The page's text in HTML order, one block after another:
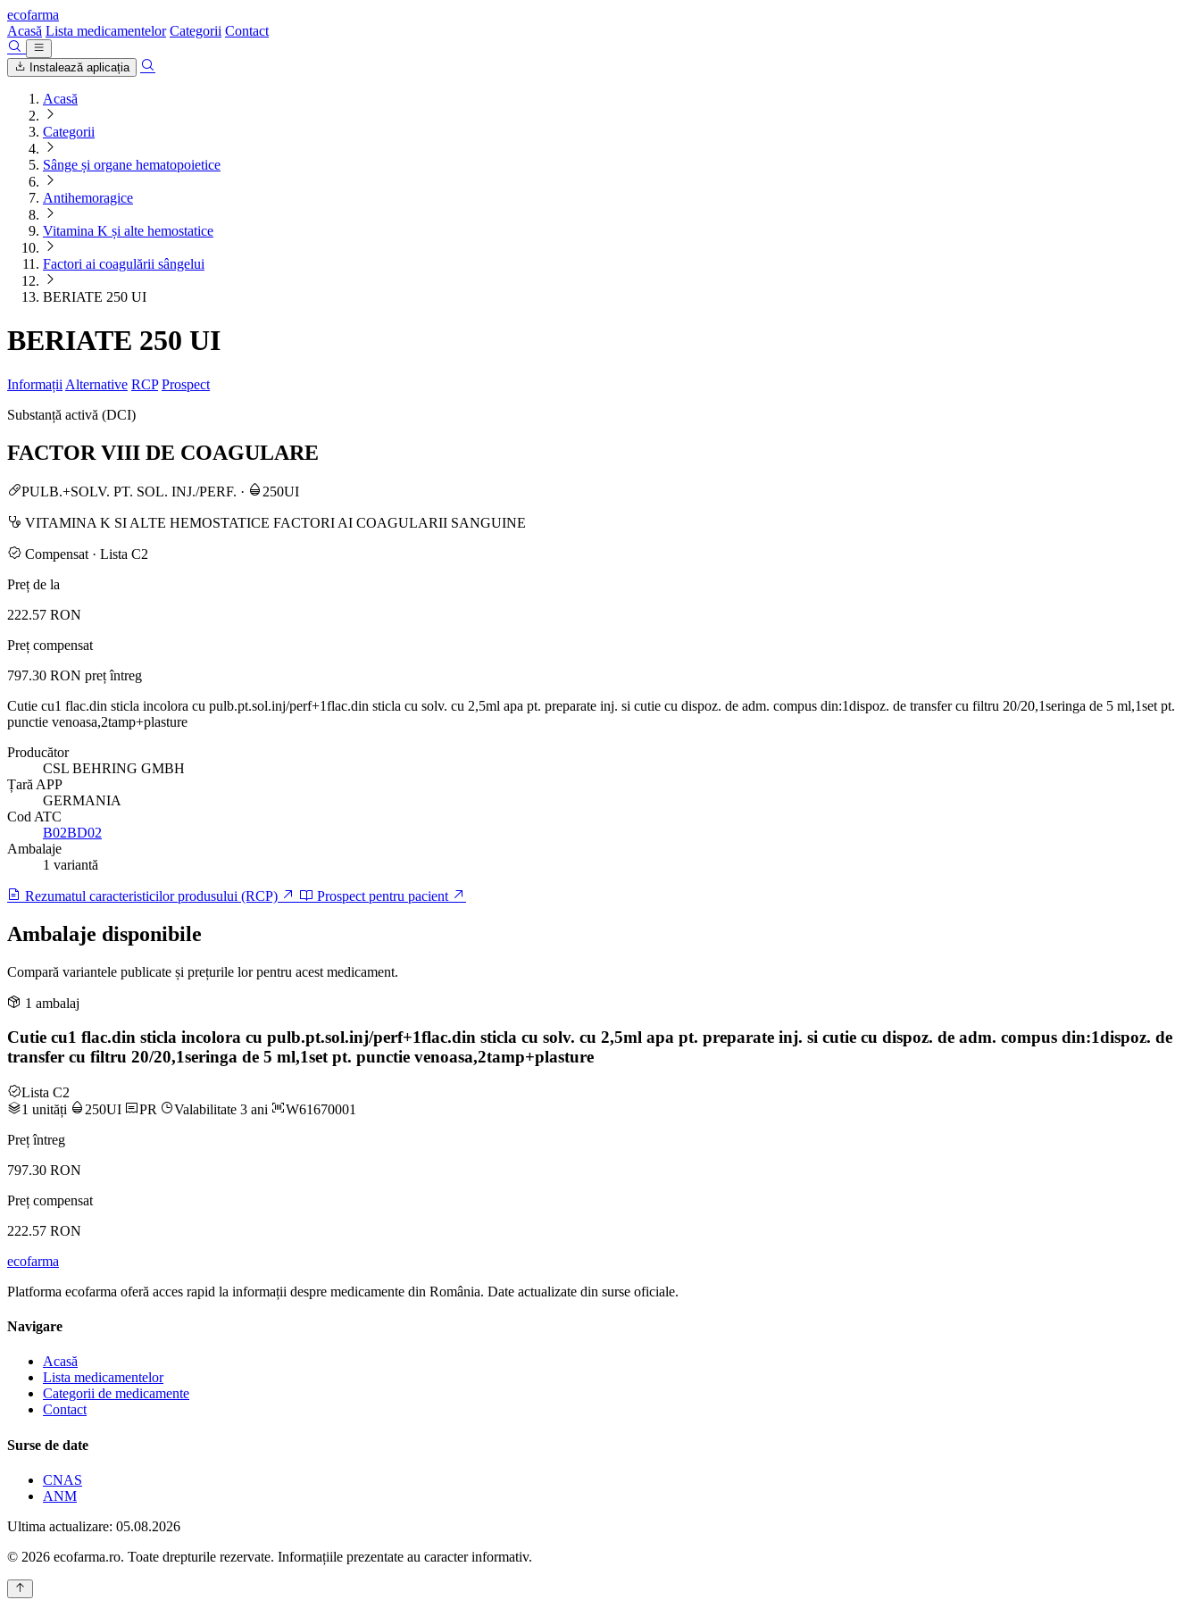
ecofarma
Acasă Lista medicamentelor Categorii Contact
Instalează aplicația
Acasă
Categorii
Sânge și organe hematopoietice
Antihemoragice
Vitamina K și alte hemostatice
Factori ai coagulării sângelui
BERIATE 250 UI
BERIATE 250 UI
Informații Alternative RCP Prospect
Substanță activă (DCI)
FACTOR VIII DE COAGULARE
PULB.+SOLV. PT. SOL. INJ./PERF. · 250UI
VITAMINA K SI ALTE HEMOSTATICE FACTORI AI COAGULARII SANGUINE
Compensat · Lista C2
Preț de la
222.57 RON
Preț compensat
797.30 RON preț întreg
Cutie cu1 flac.din sticla incolora cu pulb.pt.sol.inj/perf+1flac.din sticla cu solv. cu 2,5ml apa pt. preparate inj. si cutie cu dispoz. de adm. compus din:1dispoz. de transfer cu filtru 20/20,1seringa de 5 ml,1set pt.
punctie venoasa,2tamp+plasture
Producător
CSL BEHRING GMBH
Țară APP
GERMANIA
Cod ATC
B02BD02
Ambalaje
1 variantă
Rezumatul caracteristicilor produsului (RCP) Prospect pentru pacient
Ambalaje disponibile
Compară variantele publicate și prețurile lor pentru acest medicament.
1 ambalaj
Cutie cu1 flac.din sticla incolora cu pulb.pt.sol.inj/perf+1flac.din sticla cu solv. cu 2,5ml apa pt. preparate inj. si cutie cu dispoz. de adm. compus din:1dispoz. de
transfer cu filtru 20/20,1seringa de 5 ml,1set pt. punctie venoasa,2tamp+plasture
Lista C2
1 unități
250UI PR Valabilitate 3 ani
W61670001
Preț întreg
797.30 RON
Preț compensat
222.57 RON
ecofarma
Platforma ecofarma oferă acces rapid la informații despre medicamente din România. Date actualizate din surse oficiale.
Navigare
Acasă
Lista medicamentelor
Categorii de medicamente
Contact
Surse de date
CNAS
ANM
Ultima actualizare: 05.08.2026
© 2026 ecofarma.ro. Toate drepturile rezervate. Informațiile prezentate au caracter informativ.